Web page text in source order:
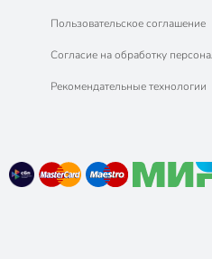
Пользовательское соглашение
Согласие на обработку
Рекомендательные технологии